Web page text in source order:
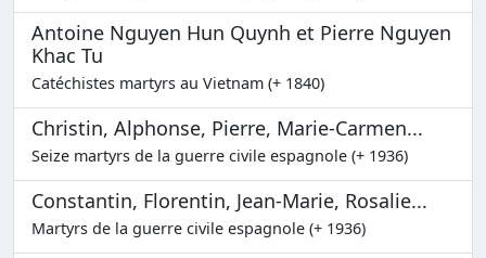
Antoine Nguyen Hun Quynh et Pierre Nguyen
Khac Tu
Catéchistes martyrs au Vietnam (+ 1840)
Christin, Alphonse, Pierre, Marie-Carmen...
Seize martyrs de la guerre civile espagnole (+ 1936)
Constantin, Florentin, Jean-Marie, Rosalie...
Martyrs de la guerre civile espagnole (+ 1936)